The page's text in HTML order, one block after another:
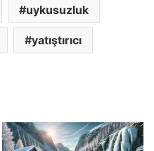
uykusuzluk
yatıştırıcı